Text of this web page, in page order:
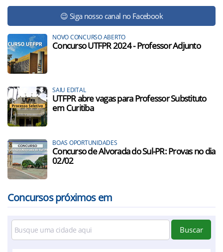
😉 Siga nosso canal no Facebook
NOVO CONCURSO ABERTO
Concurso UTFPR 2024 - Professor Adjunto
SAIU EDITAL
UTFPR abre vagas para Professor Substituto
em Curitiba
BOAS OPORTUNIDADES
Concurso de Alvorada do Sul-PR: Provas no dia
02/02
Concursos próximos em
Buscar